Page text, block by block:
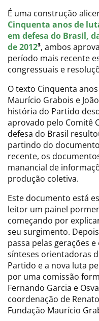
É uma construção
Cinquenta anos de
em defesa do Brasil,
de 2012³, ambos
período mais recente
congressuais e
O texto Cinquenta
Maurício Grabois e
história do Partido
aprovado pelo Comitê
defesa do Brasil
partindo do
recente, os
manancial de
produção coletiva.
Este documento está
leitor um painel
começando por
seu surgimento.
passa pelas gerações
sínteses orientadoras
Partido e a nova luta
por uma comissão
Fernando Garcia e
coordenação de
Fundação Maurício